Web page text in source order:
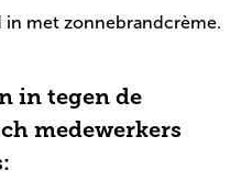
in met zonnebrandcrème.
in tegen de
medewerkers